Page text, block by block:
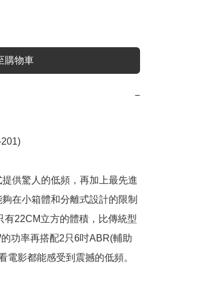
購物車
−
供驚人的低頻，再加上最先進
在小箱體和分離式設計的限制
有22CM立方的體積，比傳統型
功率再搭配2只6吋ABR(輔助
電影都能感受到震撼的低頻。